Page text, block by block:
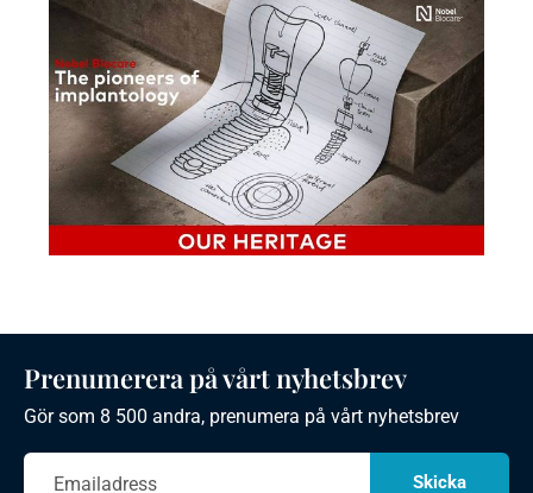
Prenumerera på vårt nyhetsbrev
Gör som 8 500 andra, prenumera på vårt nyhetsbrev